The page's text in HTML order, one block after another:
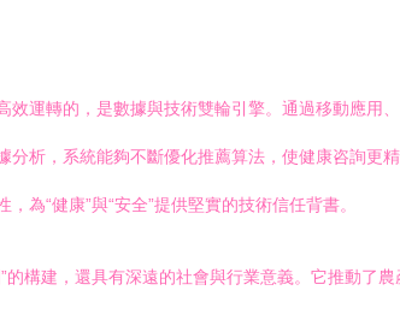
效運轉的，是數據與技術雙輪引擎。通過移動應用
分析，系統能夠不斷優化推薦算法，使健康咨詢更
為“健康”與“安全”提供堅實的技術信任背書。
的構建，還具有深遠的社會與行業意義。它推動了